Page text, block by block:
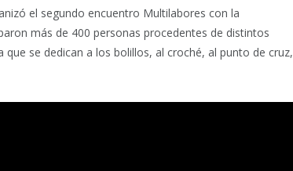
el segundo encuentro Multilabores con la
más de 400 personas procedentes de distintos
se dedican a los bolillos, al croché, al punto de cruz,